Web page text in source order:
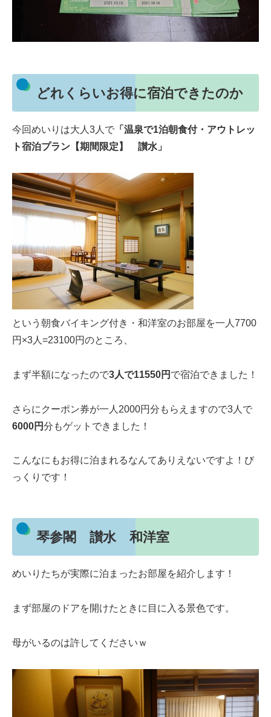
どれくらいお得に宿泊できたのか
今回めいりは大人3人で 「温泉で1泊朝食付・アウトレッ
ト宿泊プラン【期間限定】 讃水」
という朝食バイキング付き・和洋室のお部屋を一人7700
円×3人=23100円のところ、
まず半額になったので3人で11550円 で宿泊できました！
さらにクーポン券が一人2000円分もらえますので3人で
6000円分もゲットできました！
こんなにもお得に泊まれるなんてありえないですよ！び
っくりです！
琴参閣 讃水 和洋室
めいりたちが実際に泊まったお部屋を紹介します！
まず部屋のドアを開けたときに目に入る景色です。
母がいるのは許してくださいｗ